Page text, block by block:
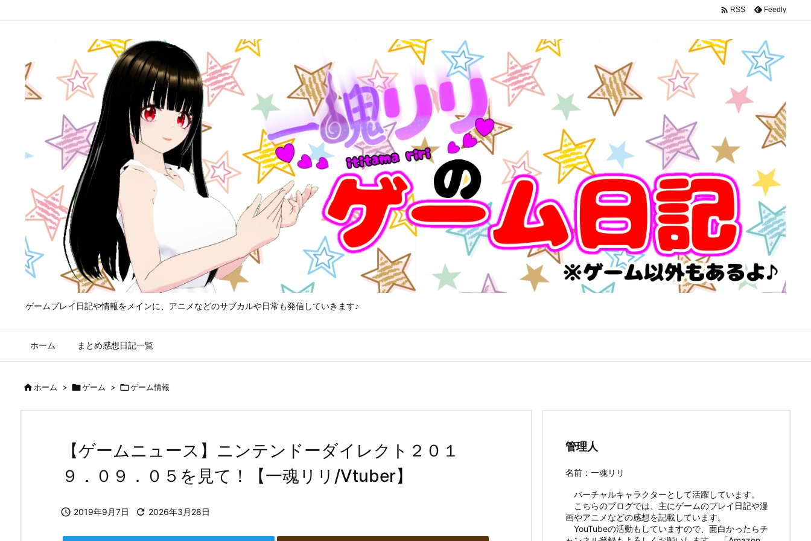
ゲームプレイ日記や情報をメインに、アニメなどのサブカルや日常も発信していきます♪
ホーム まとめ感想日記一覧
 RSS Feedly
ホーム > ゲーム > ゲーム情報
【ゲームニュース】ニンテンドーダイレクト２０１
９．０９．０５を見て！【一魂リリ/Vtuber】
 2019年9月7日  2026年3月28日
管理人
名前：一魂リリ
バーチャルキャラクターとして活躍しています。
こちらのブログでは、主にゲームのプレイ日記や漫
画やアニメなどの感想を記載しています。
YouTubeの活動もしていますので、面白かったらチ